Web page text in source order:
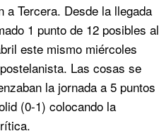
Tercera. Desde la llegada
1 punto de 12 posibles al
este mismo miércoles
Las cosas se
la jornada a 5 puntos
(0-1) colocando la